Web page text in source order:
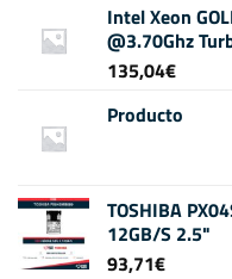
Intel Xeon
@3.70Ghz
135,04€
Producto
TOSHIBA
12GB/S 2.5"
93,71€